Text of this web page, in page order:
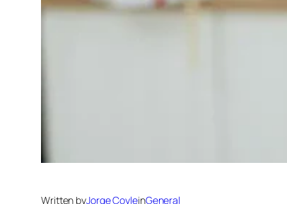
Written byJorge CoyleinGeneral